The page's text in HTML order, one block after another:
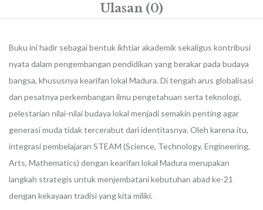
Ulasan (0)
Buku ini hadir sebagai bentuk ikhtiar akademik sekaligus kontribusi
nyata dalam pengembangan pendidikan yang berakar pada budaya
bangsa, khususnya kearifan lokal Madura. Di tengah arus globalisasi
dan pesatnya perkembangan ilmu pengetahuan serta teknologi,
pelestarian nilai-nilai budaya lokal menjadi semakin penting agar
generasi muda tidak tercerabut dari identitasnya. Oleh karena itu,
integrasi pembelajaran STEAM (Science, Technology, Engineering,
Arts, Mathematics) dengan kearifan lokal Madura merupakan
langkah strategis untuk menjembatani kebutuhan abad ke-21
dengan kekayaan tradisi yang kita miliki.